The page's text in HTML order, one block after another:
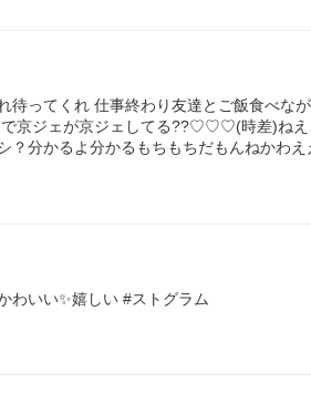
待ってくれ 仕事終わり友達とご飯食べな
で京ジェが京ジェしてる??♡♡♡(時差)ねえ
？分かるよ分かるもちもちだもんねかわえ
わいい✨嬉しい #ストグラム